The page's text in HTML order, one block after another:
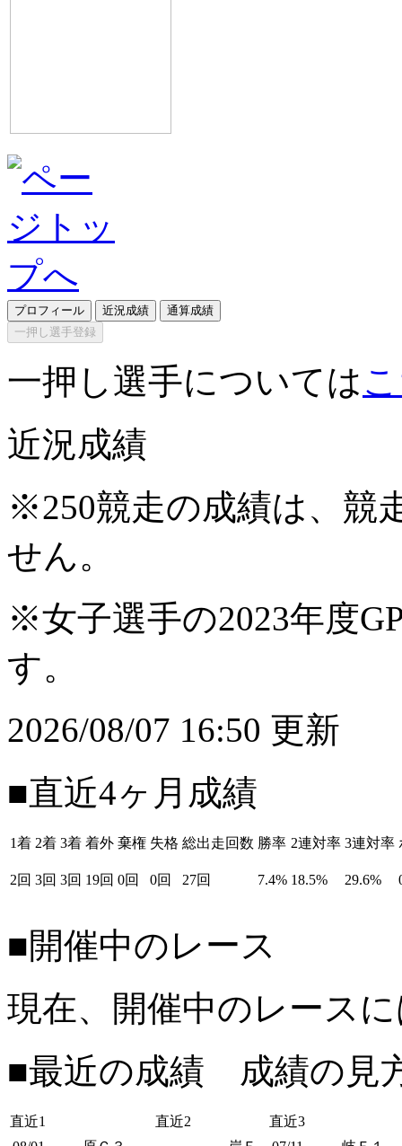
プロフィール 近況成績
通算成績
一押し選手登録
一押し選手については
近況成績
※250競走の成績は、競
せん。
※女子選手の2023年度
す。
2026/08/07 16:50 更新
■直近4ヶ月成績
1着 2着 3着 着外 棄権 失格 総出走回数 勝率 2連対率 3連対率
2回 3回 3回 19回 0回 0回 27回 7.4% 18.5% 29.6%
■開催中のレース
現在、開催中のレース
■最近の成績 成績の見
直近1 直近2
直近3